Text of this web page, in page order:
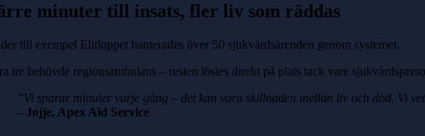
minuter till insats, fler liv som räddas
till exempel Elitloppet hanterades över 50 sjukvårdsärenden genom systemet.
tre behövde regionsambulans – resten löstes direkt på plats tack vare
”Vi sparar minuter varje gång – det kan vara skillnaden mellan liv och död. Vi
– Jojje, Apex Aid Service